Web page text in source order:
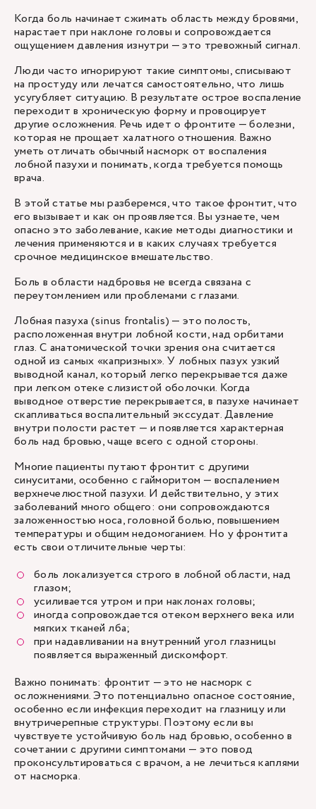
Когда боль начинает сжимать область между бровями,
нарастает при наклоне головы и сопровождается
ощущением давления изнутри — это тревожный сигнал.
Люди часто игнорируют такие симптомы, списывают
на простуду или лечатся самостоятельно, что лишь
усугубляет ситуацию. В результате острое воспаление
переходит в хроническую форму и провоцирует
другие осложнения. Речь идет о фронтите — болезни,
которая не прощает халатного отношения. Важно
уметь отличать обычный насморк от воспаления
лобной пазухи и понимать, когда требуется помощь
врача.
В этой статье мы разберемся, что такое фронтит, что
его вызывает и как он проявляется. Вы узнаете, чем
опасно это заболевание, какие методы диагностики и
лечения применяются и в каких случаях требуется
срочное медицинское вмешательство.
Боль в области надбровья не всегда связана с
переутомлением или проблемами с глазами.
Лобная пазуха (sinus frontalis) — это полость,
расположенная внутри лобной кости, над орбитами
глаз. С анатомической точки зрения она считается
одной из самых «капризных». У лобных пазух узкий
выводной канал, который легко перекрывается даже
при легком отеке слизистой оболочки. Когда
выводное отверстие перекрывается, в пазухе начинает
скапливаться воспалительный экссудат. Давление
внутри полости растет — и появляется характерная
боль над бровью, чаще всего с одной стороны.
Многие пациенты путают фронтит с другими
синуситами, особенно с гайморитом — воспалением
верхнечелюстной пазухи. И действительно, у этих
заболеваний много общего: они сопровождаются
заложенностью носа, головной болью, повышением
температуры и общим недомоганием. Но у фронтита
есть свои отличительные черты:
боль локализуется строго в лобной области, над
глазом;
усиливается утром и при наклонах головы;
иногда сопровождается отеком верхнего века или
мягких тканей лба;
при надавливании на внутренний угол глазницы
появляется выраженный дискомфорт.
Важно понимать: фронтит — это не насморк с
осложнениями. Это потенциально опасное состояние,
особенно если инфекция переходит на глазницу или
внутричерепные структуры. Поэтому если вы
чувствуете устойчивую боль над бровью, особенно в
сочетании с другими симптомами — это повод
проконсультироваться с врачом, а не лечиться каплями
от насморка.